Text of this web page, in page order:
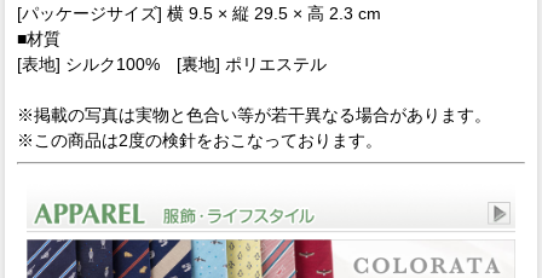
[パッケージサイズ] 横 9.5 × 縦 29.5 × 高 2.3 cm
■材質
[表地] シルク100% [裏地] ポリエステル
※掲載の写真は実物と色合い等が若干異なる場合があります。
※この商品は2度の検針をおこなっております。